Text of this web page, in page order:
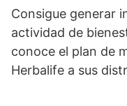
Consigue generar
actividad de
conoce el plan de
Herbalife a sus